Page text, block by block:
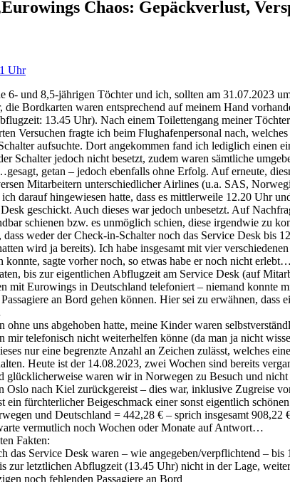
Chaos: Gepäckverlust,
Uhr
6- und 8,5-jährigen Töchter und ich, sollten am
die Bordkarten waren entsprechend auf meinem Hand
13.45 Uhr). Nach einem Toilettengang meiner
Versuchen fragte ich beim Flughafenpersonal nach,
aufsuchte. Dort angekommen fand ich lediglich
Schalter jedoch nicht besetzt, zudem waren sämtliche
getan – jedoch ebenfalls ohne Erfolg. Auf erneute,
Mitarbeitern unterschiedlicher Airlines (u.a. SAS,
darauf hingewiesen hatte, dass es mittlerweile 12.20 Uhr
geschickt. Auch dieses war jedoch unbesetzt. Auf
schienen bzw. es unmöglich schien, diese irgendwie zu
dass weder der Check-in-Schalter noch das Service Desk
wird ja bereits). Ich habe insgesamt mit vier
konnte, sagte vorher noch, so etwas habe er noch nicht
bis zur eigentlichen Abflugzeit am Service Desk (auf
mit Eurowings in Deutschland telefoniert – niemand
an Bord gehen können. Hier sei zu erwähnen,
ohne uns abgehoben hatte, meine Kinder waren
mir telefonisch nicht weiterhelfen könne (da man ja nicht
nur eine begrenzte Anzahl an Zeichen zulässt, welches
Heute ist der 14.08.2023, zwei Wochen sind bereits
glücklicherweise waren wir in Norwegen zu Besuch und
Oslo nach Kiel zurückgereist – dies war, inklusive Zugreise
ein fürchterlicher Beigeschmack einer sonst eigentlich
und Deutschland = 442,28 € – sprich insgesamt
vermutlich noch Wochen oder Monate auf Antwort…
Fakten:
das Service Desk waren – wie angegeben/verpflichtend –
zur letztlichen Abflugzeit (13.45 Uhr) nicht in der Lage,
noch fehlenden Passagiere an Bord